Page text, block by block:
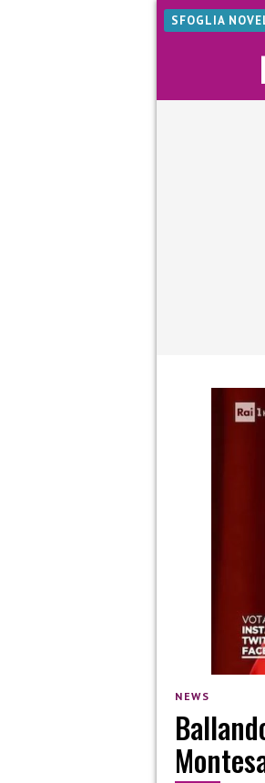
SFOGLIA
NEWS